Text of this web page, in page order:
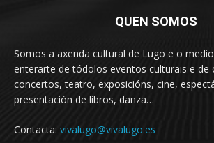
QUEN SOMOS
Somos a axenda cultural de Lugo e o
enterarte de tódolos eventos culturais e de
concertos, teatro, exposicións, cine,
presentación de libros, danza…
Contacta: vivalugo@vivalugo.es